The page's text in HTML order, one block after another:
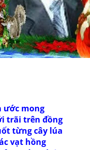
ước mong
trãi trên đồng
từng cây lúa
vạt hồng